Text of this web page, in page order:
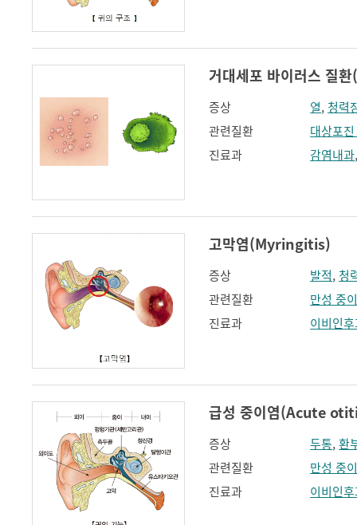
거대세포 바이러스
증상 열, 청력
관련질환
대상포
진료과
감염내과
고막염(Myringitis)
증상 발적, 청
관련질환
만성 중
진료과
이비인
급성 중이염(Acute
증상 두통,환
관련질환
만성 중
진료과
이비인